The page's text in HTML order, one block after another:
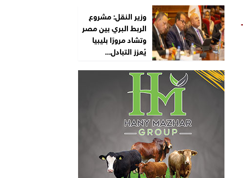
وزير النقل: مشروع
الربط البري بين مصر
وتشاد مرورًا بليبيا
يُعزز التبادل...